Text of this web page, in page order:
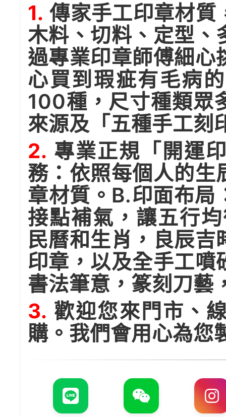
1. 傳家手工印章材質
木料、切料、定型、
過專業印章師傅細心
心買到瑕疵有毛病
100種，尺寸種類眾
來源及「五種手工刻
2. 專業正規「開運
務：依照每個人的生
章材質。B.印面布局
接點補氣，讓五行
民曆和生肖，良辰吉
印章，以及全手工噴
書法筆意，篆刻刀藝
3. 歡迎您來門市、
購。我們會用心為您